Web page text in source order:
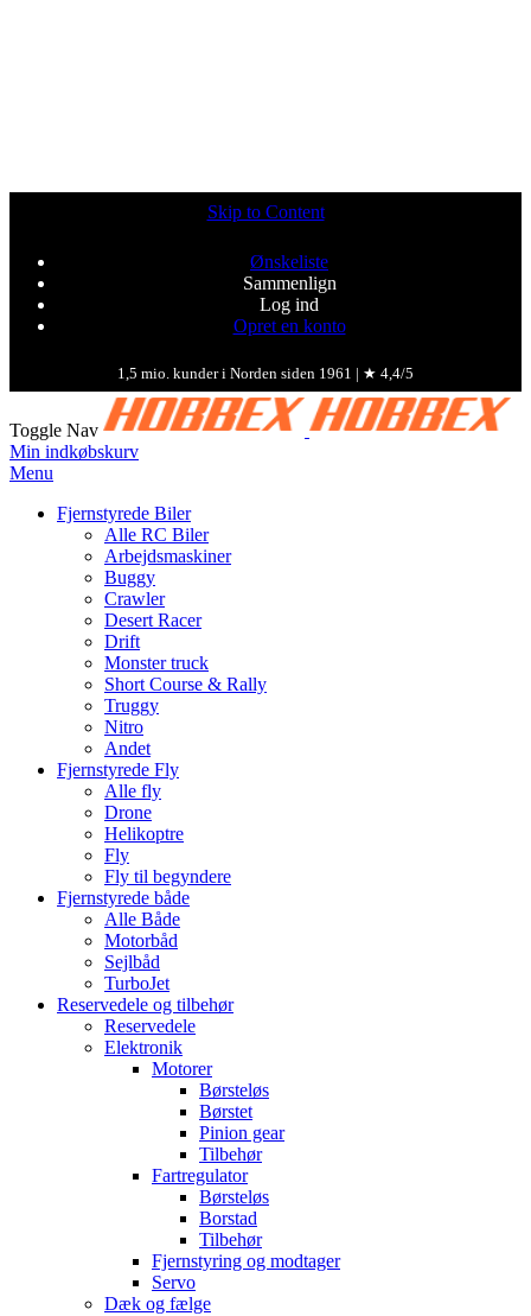
Skip to Content
Ønskeliste
Sammenlign
Log ind
Opret en konto
1,5 mio. kunder i Norden siden 1961 | ★ 4,4/5
Toggle Nav
Min indkøbskurv
Menu
Fjernstyrede Biler
Alle RC Biler
Arbejdsmaskiner
Buggy
Crawler
Desert Racer
Drift
Monster truck
Short Course & Rally
Truggy
Nitro
Andet
Fjernstyrede Fly
Alle fly
Drone
Helikoptre
Fly
Fly til begyndere
Fjernstyrede både
Alle Både
Motorbåd
Sejlbåd
TurboJet
Reservedele og tilbehør
Reservedele
Elektronik
Motorer
Børsteløs
Børstet
Pinion gear
Tilbehør
Fartregulator
Børsteløs
Borstad
Tilbehør
Fjernstyring og modtager
Servo
Dæk og fælge